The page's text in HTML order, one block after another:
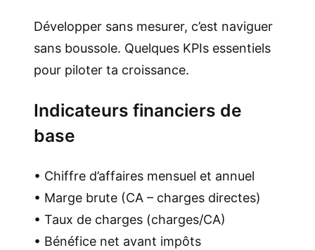
Développer sans mesurer, c’est naviguer
sans boussole. Quelques KPIs essentiels
pour piloter ta croissance.
Indicateurs financiers de
base
• Chiffre d’affaires mensuel et annuel
• Marge brute (CA – charges directes)
• Taux de charges (charges/CA)
• Bénéfice net avant impôts